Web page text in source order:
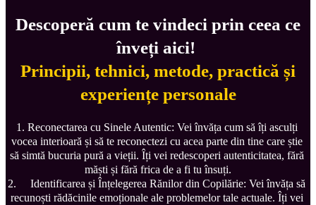
Descoperă cum te vindeci prin ceea ce
înveți aici!
Principii, tehnici, metode, practică și
experiențe personale
1. Reconectarea cu Sinele Autentic: Vei învăța cum să îți asculți
vocea interioară și să te reconectezi cu acea parte din tine care știe
să simtă bucuria pură a vieții. Îți vei redescoperi autenticitatea, fără
măști și fără frica de a fi tu însuți.
2.	Identificarea și Înțelegerea Rănilor din Copilărie: Vei învăța să
recunoști rădăcinile emoționale ale problemelor tale actuale. Îți vei